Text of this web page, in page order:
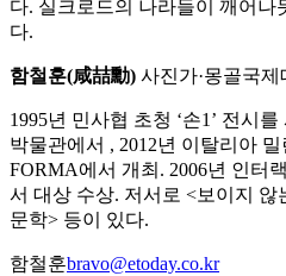
다. 실크로드의 나라들이 깨어나
다.
함철훈(咸喆勳) 사진가·몽골국
1995년 민사협 초청 ‘손1’ 전시
박물관에서 , 2012년 이탈리아
FORMA에서 개최. 2006년 인터
서 대상 수상. 저서로 <보이지 않
문학> 등이 있다.
함철훈bravo@etoday.co.kr